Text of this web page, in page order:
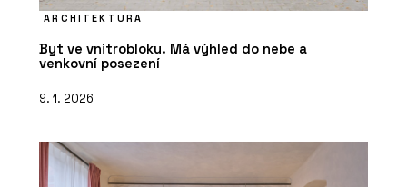
ARCHITEKTURA
Byt ve vnitrobloku. Má výhled do nebe a
venkovní posezení
9. 1. 2026